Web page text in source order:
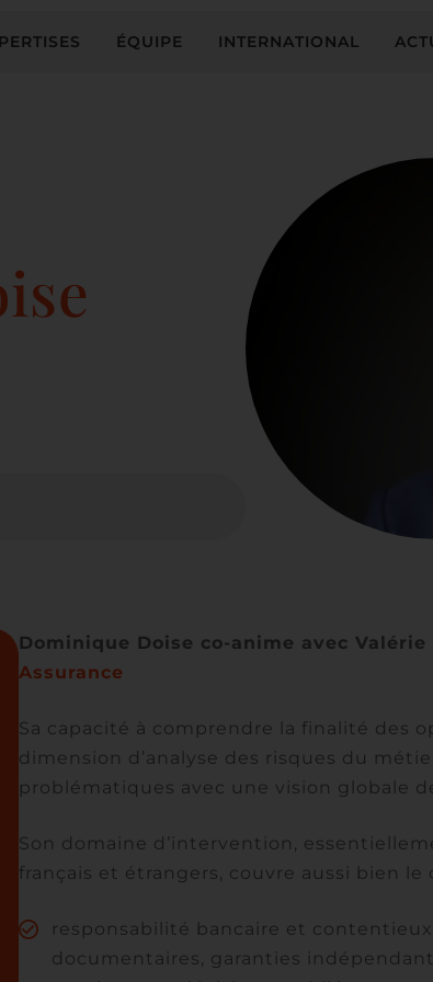
ÉQUIPE INTERNATIONAL
Dominique Doise co-anime avec
Assurance
Sa capacité à comprendre la finalité des
dimension d’analyse des risques du
problématiques avec une vision globale
Son domaine d’intervention,
français et étrangers, couvre aussi bien
responsabilité bancaire et
documentaires, garanties